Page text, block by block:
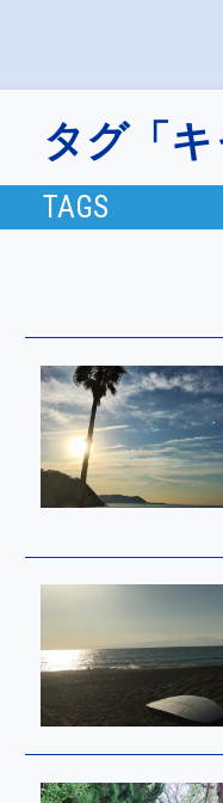
タグ「キ
TAGS